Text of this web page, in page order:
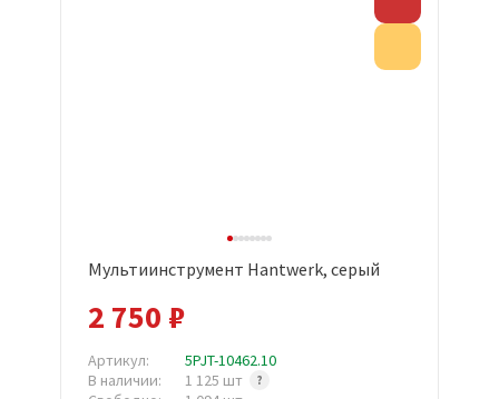
Мультиинструмент Hantwerk, серый
2 750 ₽
Артикул:
5PJT-10462.10
В наличии:
1 125 шт